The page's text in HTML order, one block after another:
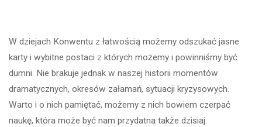
W dziejach Konwentu z łatwością możemy odszukać jasne
karty i wybitne postaci z których możemy i powinniśmy być
dumni. Nie brakuje jednak w naszej historii momentów
dramatycznych, okresów załamań, sytuacji kryzysowych.
Warto i o nich pamiętać, możemy z nich bowiem czerpać
naukę, która może być nam przydatna także dzisiaj.